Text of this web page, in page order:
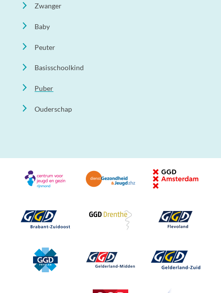
Zwanger
Baby
Peuter
Basisschoolkind
Puber
Ouderschap